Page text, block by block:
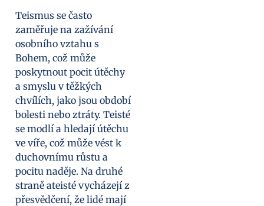
Teismus se často
zaměřuje na zažívání
osobního vztahu s
Bohem, což může
poskytnout pocit útěchy
a smyslu v těžkých
chvílích, jako jsou období
bolesti nebo ztráty. Teisté
se modlí a hledají útěchu
ve víře, což může vést k
duchovnímu růstu a
pocitu naděje. Na druhé
straně ateisté vycházejí z
přesvědčení, že lidé mají